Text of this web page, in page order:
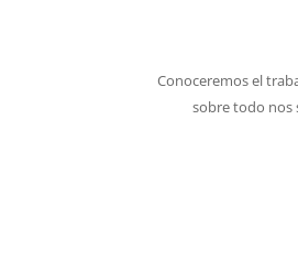
Conoceremos el
sobre todo nos